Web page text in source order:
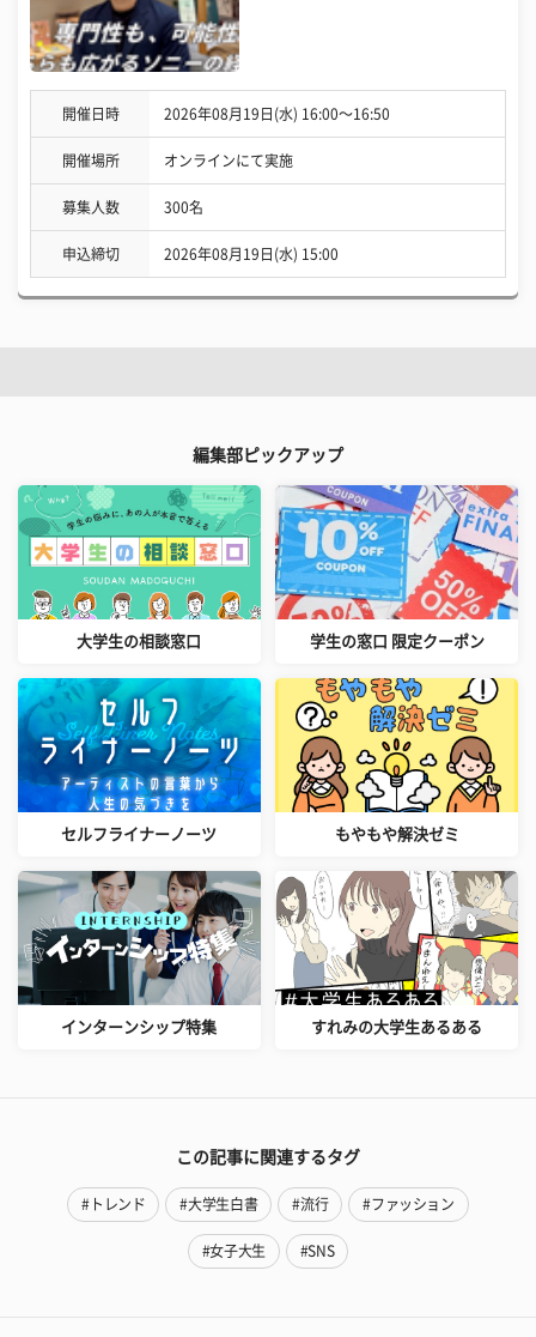
開催日時 2026年08月19日(水) 16:00〜16:50
開催場所 オンラインにて実施
募集人数 300名
申込締切 2026年08月19日(水) 15:00
編集部ピックアップ
大学生の相談窓口 学生の窓口 限定クーポン
セルフライナーノーツ もやもや解決ゼミ
インターンシップ特集 すれみの大学生あるある
この記事に関連するタグ
#トレンド #大学生白書 #流行 #ファッション
#女子大生 #SNS